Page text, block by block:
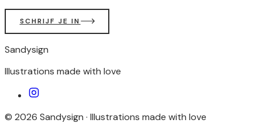
SCHRIJF JE IN
Sandysign
Illustrations made with love
© 2026 Sandysign · Illustrations made with love